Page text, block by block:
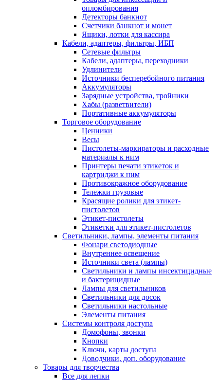
опломбирования
Детекторы банкнот
Счетчики банкнот и монет
Ящики, лотки для кассира
Кабели, адаптеры, фильтры, ИБП
Сетевые фильтры
Кабели, адаптеры, переходники
Удлинители
Источники бесперебойного питания
Аккумуляторы
Зарядные устройства, тройники
Хабы (разветвители)
Портативные аккумуляторы
Торговое оборудование
Ценники
Весы
Пистолеты-маркираторы и расходные
материалы к ним
Принтеры печати этикеток и
картриджи к ним
Противокражное оборудование
Тележки грузовые
Красящие ролики для этикет-
пистолетов
Этикет-пистолеты
Этикетки для этикет-пистолетов
Светильники, лампы, элементы питания
Фонари светодиодные
Внутреннее освещение
Источники света (лампы)
Светильники и лампы инсектицидные
и бактерицидные
Лампы для светильников
Светильники для досок
Светильники настольные
Элементы питания
Системы контроля доступа
Домофоны, звонки
Кнопки
Ключи, карты доступа
Доводчики, доп. оборудование
Товары для творчества
Все для лепки